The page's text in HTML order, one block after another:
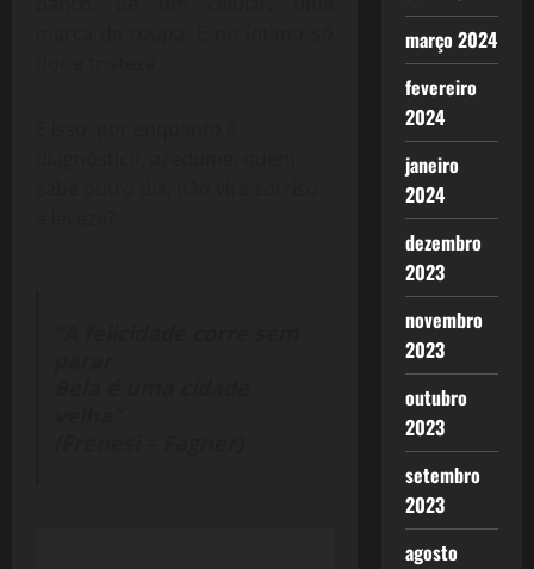
março 2024
fevereiro
2024
janeiro
2024
dezembro
2023
novembro
2023
outubro
2023
setembro
2023
agosto